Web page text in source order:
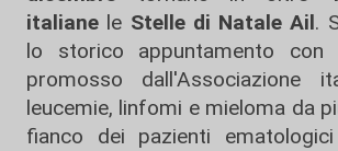
italiane le Stelle di Natale Ail.
lo storico appuntamento con
promosso dall'Associazione
leucemie, linfomi e mieloma da
fianco dei pazienti